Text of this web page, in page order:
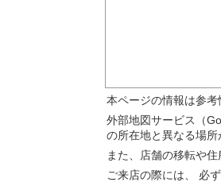
本ページの情報は参考
外部地図サービス（
の所在地と異なる場所
また、店舗の移転や
ご来店の際には、 必